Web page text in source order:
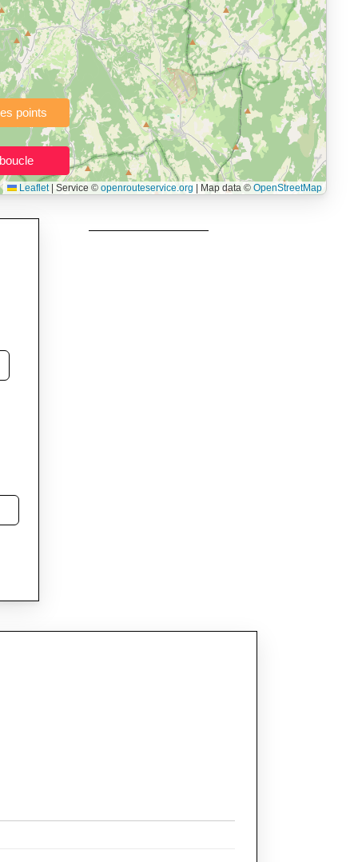
vélo, VTT, randonnée, roller, équitation) directement dans
de la vitesse et du temps estimé, profil d’élévation
dépensées, de VO₂max/VMA et d’IMC.
itinéraires, et utilisateurs de GPS souhaitant charger leurs
roller et équitation.
Leaflet Service ©openrouteservice.org | Map data ©OpenStreetMap